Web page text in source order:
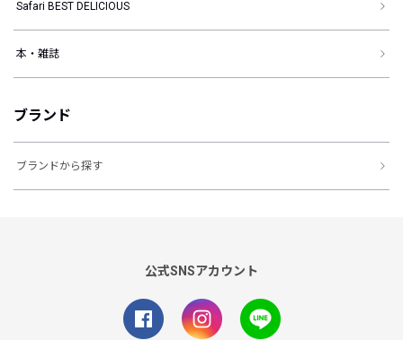
Safari BEST DELICIOUS
本・雑誌
ブランド
ブランドから探す
公式SNSアカウント